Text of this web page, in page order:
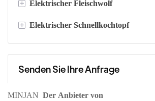
Elektrischer Milchaufschäumer (300
ml)
+ Elektrischer Fleischwolf
Fleischwolf aus Edelstahl
Fleischwolf aus Kunststoff
+ Elektrischer Schnellkochtopf
Digitaler Schnellkochtopf
Mechanischer Schnellkochtopf
Senden Sie Ihre Anfrage
MINJAN Der Anbieter von